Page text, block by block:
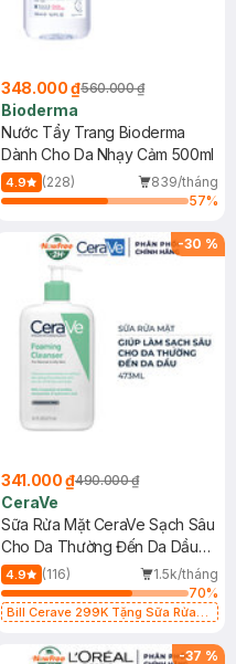
348.000 ₫560.000 ₫
Bioderma
Nước Tẩy Trang Bioderma
Dành Cho Da Nhạy Cảm 500ml
4.9 (228)
839/tháng
57%
-30 %
341.000 ₫490.000 ₫
CeraVe
Sữa Rửa Mặt CeraVe Sạch Sâu
Cho Da Thường Đến Da Dầu
473ml
4.9 (116)
1.5k/tháng
70%
Bill Cerave 299K Tặng Sữa Rửa
-37 %